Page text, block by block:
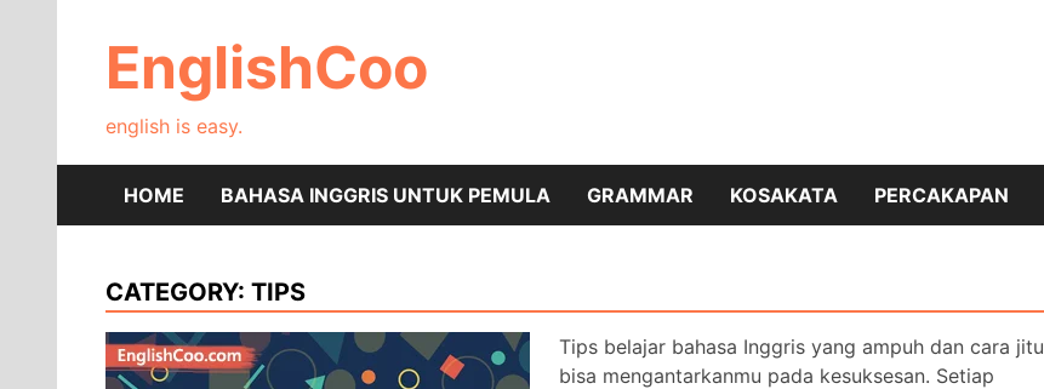
contentEnglishCoo
english is easy.
HOME BAHASA INGGRIS UNTUK PEMULA GRAMMAR KOSAKATA PERCAKAPAN
CATEGORY: TIPS
Tips belajar bahasa Inggris yang ampuh dan cara jitu
bisa mengantarkanmu pada kesuksesan. Setiap